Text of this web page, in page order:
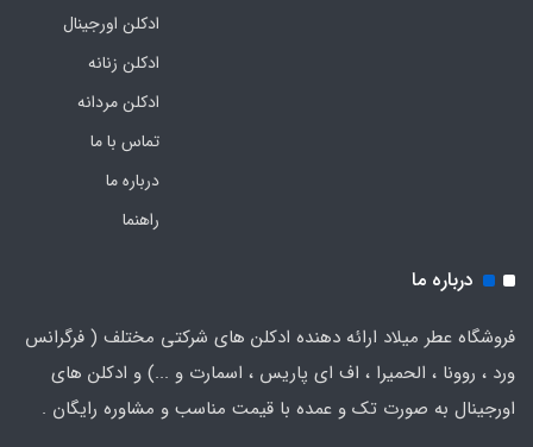
ادکلن اورجینال
ادکلن زنانه
ادکلن مردانه
تماس با ما
درباره ما
راهنما
درباره ما
فروشگاه عطر میلاد ارائه دهنده ادکلن های شرکتی مختلف ( فرگرانس
ورد ، روونا ، الحمیرا ، اف ای پاریس ، اسمارت و ...) و ادکلن های
اورجینال به صورت تک و عمده با قیمت مناسب و مشاوره رایگان .